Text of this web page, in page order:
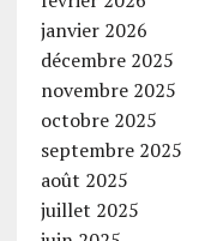
janvier 2026
décembre 2025
novembre 2025
octobre 2025
septembre 2025
août 2025
juillet 2025